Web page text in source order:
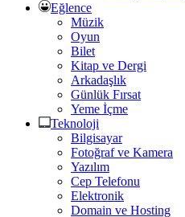
Eğlence
Müzik
Oyun
Bilet
Kitap ve Dergi
Arkadaşlık
Günlük Fırsat
Yeme İçme
Teknoloji
Bilgisayar
Fotoğraf ve Kamera
Yazılım
Cep Telefonu
Elektronik
Domain ve Hosting